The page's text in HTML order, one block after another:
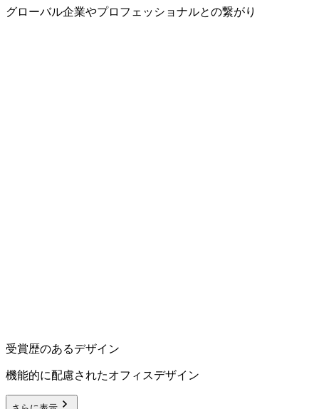
グローバル企業やプロフェッショナルとの繋がり
受賞歴のあるデザイン
機能的に配慮されたオフィスデザイン